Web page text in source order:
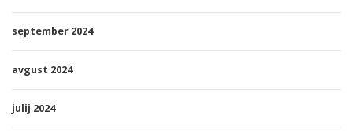
september 2024
avgust 2024
julij 2024